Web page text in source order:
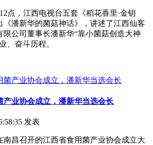
点，江西电视台五套《稻花香里·金钥
《潘新华的菌菇神话》，讲述了江西仙客
限公司董事长潘新华“靠小菌菇创造大神
、奋斗历程。
产业协会成立，潘新华当选会长
发表
南昌召开的江西省食用菌产业协会成立大